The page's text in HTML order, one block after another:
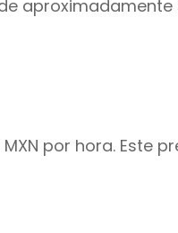
aproximadamente
por hora. Este